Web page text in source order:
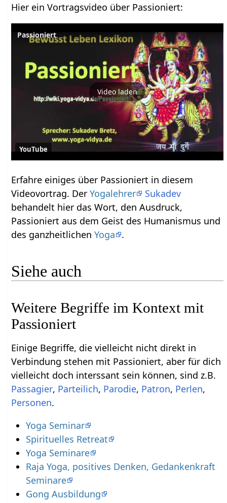
Hier ein Vortragsvideo über Passioniert‏‎:
Passioniert‏‎
Video laden
YouTube
Erfahre einiges über Passioniert‏‎ in diesem
Videovortrag. DerYogalehrer
Sukadev
behandelt hier das Wort, den Ausdruck,
Passioniert‏‎ aus dem Geist des Humanismus und
des ganzheitlichenYoga .
Siehe auch
Weitere Begriffe im Kontext mit
Einige Begriffe, die vielleicht nicht direkt in
Verbindung stehen mit Passioniert‏‎, aber für dich
vielleicht doch interssant sein können, sind z.B.
, , , ,
,
.
Yoga Seminar
Spirituelles Retreat
Yoga Seminare
Raja Yoga, positives Denken, Gedankenkraft
Seminare
Gong Ausbildung